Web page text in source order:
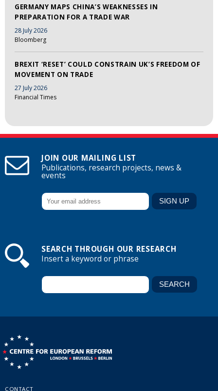
GERMANY MAPS CHINA’S WEAKNESSES IN
PREPARATION FOR A TRADE WAR
28 July 2026
Bloomberg
BREXIT ‘RESET’ COULD CONSTRAIN UK’S FREEDOM OF
MOVEMENT ON TRADE
27 July 2026
Financial Times
JOIN OUR MAILING LIST
Publications, research projects, news &
events
SEARCH THROUGH OUR RESEARCH
Insert a keyword or phrase
CONTACT